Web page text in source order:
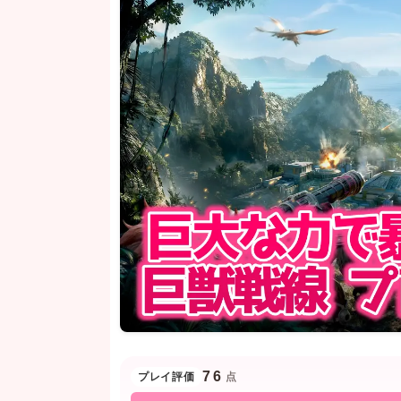
プレイ評価 76 点